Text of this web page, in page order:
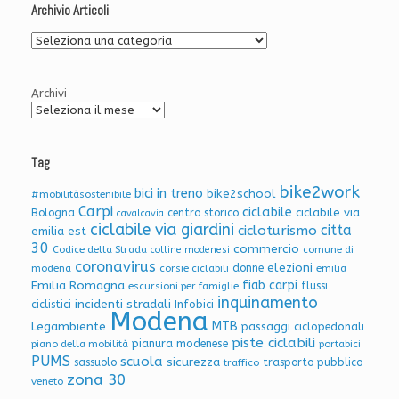
Archivio Articoli
Archivio
Archivi
Tag
#mobilitàsostenibile bici in treno bike2school bike2work
Bologna Carpi cavalcavia centro storico ciclabile ciclabile via
emilia est ciclabile via giardini cicloturismo citta
30 Codice della Strada colline modenesi commercio comune di
modena coronavirus corsie ciclabili donne elezioni emilia
Emilia Romagna escursioni per famiglie fiab carpi flussi
ciclistici incidenti stradali Infobici inquinamento
Legambiente Modena MTB passaggi ciclopedonali
piano della mobilità pianura modenese piste ciclabili portabici
PUMS sassuolo scuola sicurezza traffico trasporto pubblico
veneto zona 30